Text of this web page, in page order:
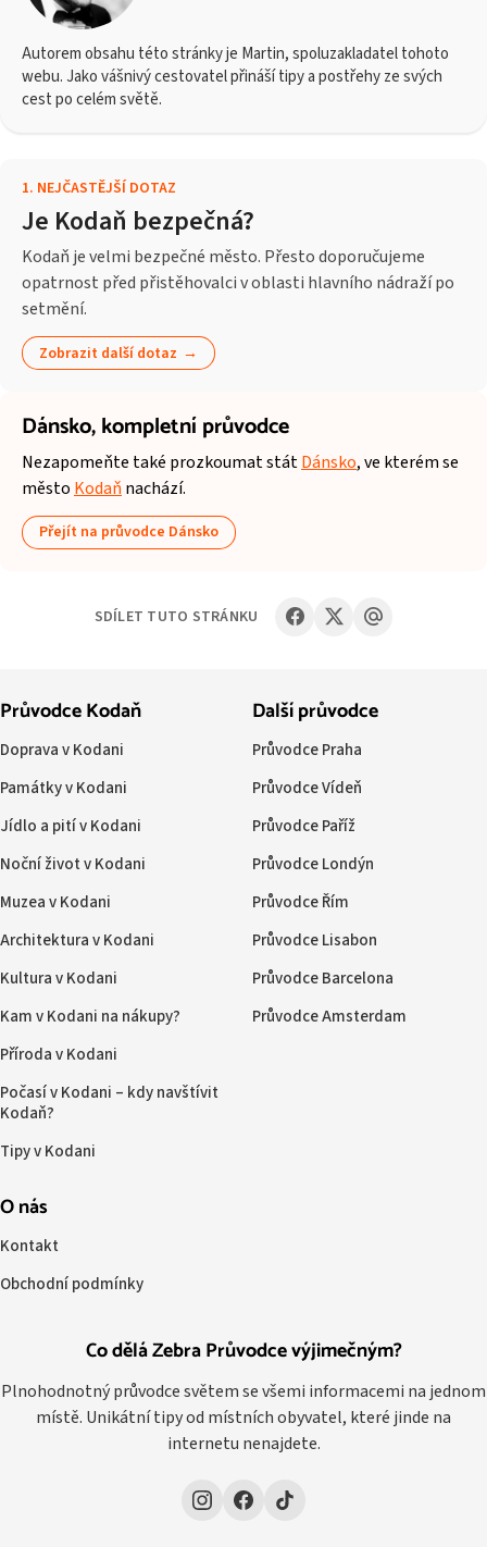
Autorem obsahu této stránky je Martin, spoluzakladatel tohoto
webu. Jako vášnivý cestovatel přináší tipy a postřehy ze svých
cest po celém světě.
1. NEJČASTĚJŠÍ DOTAZ
Je Kodaň bezpečná?
Kodaň je velmi bezpečné město. Přesto doporučujeme
opatrnost před přistěhovalci v oblasti hlavního nádraží po
setmění.
Zobrazit další dotaz
Dánsko,kompletní průvodce
Nezapomeňte také prozkoumat státDánsko, ve kterém se
město Kodaň nachází.
Přejít na průvodce Dánsko
SDÍLET TUTO STRÁNKU
Co dělá Zebra Průvodce výjimečným?
Plnohodnotný průvodce světem se všemi informacemi na jednom
místě. Unikátní tipy od místních obyvatel, které jinde na
internetu nenajdete.
Průvodce Kodaň
Doprava v Kodani
Památky v Kodani
Jídlo a pití v Kodani
Noční život v Kodani
Muzea v Kodani
Architektura v Kodani
Kultura v Kodani
Kam v Kodani na nákupy?
Příroda v Kodani
Počasí v Kodani – kdy navštívit
Kodaň?
Tipy v Kodani
Další průvodce
Průvodce Praha
Průvodce Vídeň
Průvodce Paříž
Průvodce Londýn
Průvodce Řím
Průvodce Lisabon
Průvodce Barcelona
Průvodce Amsterdam
O nás
Kontakt
Obchodní podmínky